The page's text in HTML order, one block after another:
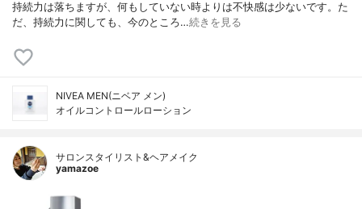
持続力は落ちますが、何もしていない時よりは不快感は少ないです。た
だ、持続力に関しても、今のところ…続きを見る
NIVEA MEN(ニベア メン)
オイルコントロールローション
サロンスタイリスト&ヘアメイク
yamazoe